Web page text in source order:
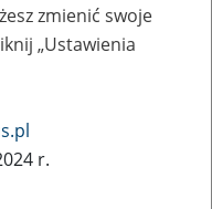
zmienić swoje
„Ustawienia
r.